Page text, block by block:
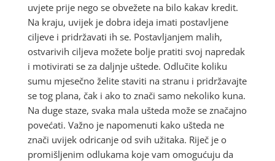
uvjete prije nego se obvežete na bilo kakav kredit.
Na kraju, uvijek je dobra ideja imati postavljene
ciljeve i pridržavati ih se. Postavljanjem malih,
ostvarivih ciljeva možete bolje pratiti svoj napredak
i motivirati se za daljnje uštede. Odlučite koliku
sumu mjesečno želite staviti na stranu i pridržavajte
se tog plana, čak i ako to znači samo nekoliko kuna.
Na duge staze, svaka mala ušteda može se značajno
povećati. Važno je napomenuti kako ušteda ne
znači uvijek odricanje od svih užitaka. Riječ je o
promišljenim odlukama koje vam omogućuju da